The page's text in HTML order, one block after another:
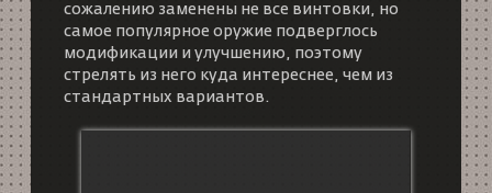
сожалению заменены не все винтовки, но
самое популярное оружие подверглось
модификации и улучшению, поэтому
стрелять из него куда интереснее, чем из
стандартных вариантов.